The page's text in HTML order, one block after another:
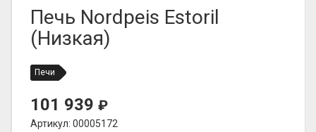
Печь Nordpeis Estoril
(Низкая)
Печи
101 939 ₽
Артикул: 00005172